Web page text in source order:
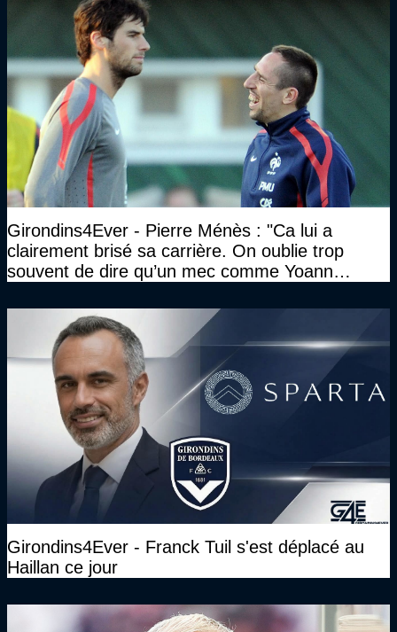
Girondins4Ever - Pierre Ménès : "Ca lui a
clairement brisé sa carrière. On oublie trop
souvent de dire qu’un mec comme Yoann
Girondins4Ever - Franck Tuil s'est déplacé au
Haillan ce jour